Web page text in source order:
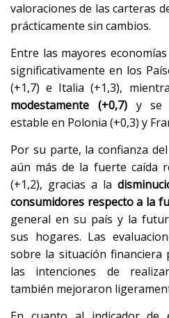
valoraciones de las carteras
prácticamente sin cambios.
Entre las mayores
significativamente en los
(+1,7) e Italia (+1,3),
modestamente (+0,7)y se
estable en Polonia (+0,3) y
Por su parte, la confianza
aún más de la fuerte caída
(+1,2), gracias a la
consumidores respecto a la
general en su país y la
sus hogares. Las
sobre la situación financiera
las intenciones de
también mejoraron